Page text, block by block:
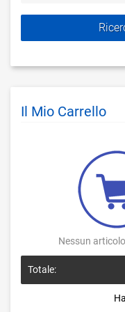
Il Mio Carrello
Nessun
Totale: